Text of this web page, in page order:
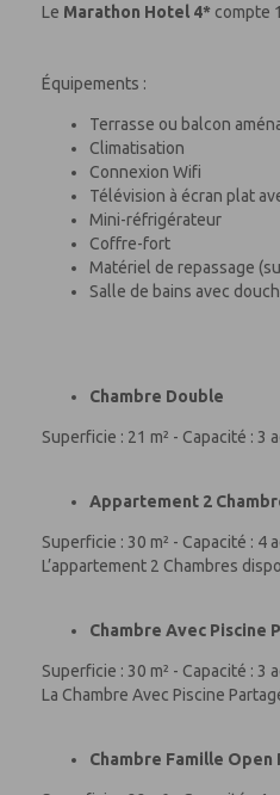
Le Marathon Hotel 4* compte
Équipements :
Terrasse ou balcon
Climatisation
Connexion Wifi
Télévision à écran plat
Mini-réfrigérateur
Coffre-fort
Matériel de repassage
Salle de bains avec
Chambre Double
Superficie : 21 m² - Capacité :
Appartement 2
Superficie : 30 m² - Capacité : 4
L’appartement 2 Chambres
Chambre Avec Piscine
Superficie : 30 m² - Capacité :
La Chambre Avec Piscine
Chambre Famille Open